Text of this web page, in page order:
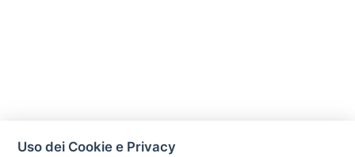
Uso dei Cookie e Privacy